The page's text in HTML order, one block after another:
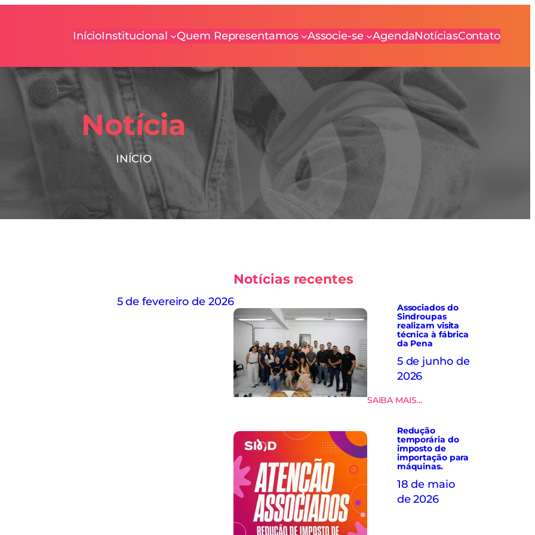
InícioInstitucional Quem Representamos Associe-se AgendaNotíciasContato
Notícia
INÍCIO
5 de fevereiro de 2026
Notícias recentes
Associados do
Sindroupas
realizam visita
técnica à fábrica
da Pena
5 de junho de
2026
SAIBA MAIS…:
s
o
c
i
d
o
Redução
temporária do
imposto de
importação para
máquinas.
18 de maio
de 2026